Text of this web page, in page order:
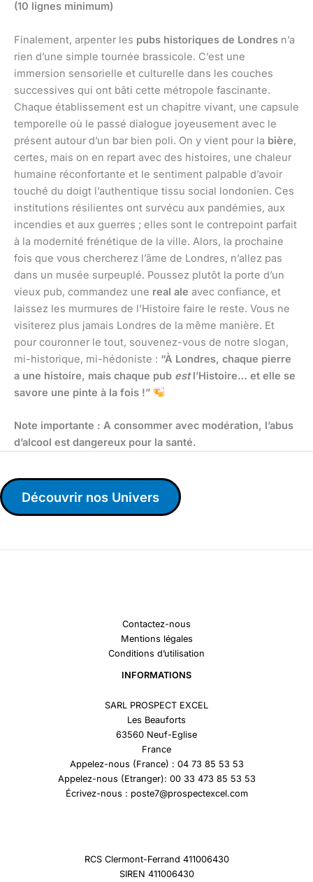
(10 lignes minimum)
Finalement, arpenter les pubs historiques de Londres n’a
rien d’une simple tournée brassicole. C’est une
immersion sensorielle et culturelle dans les couches
successives qui ont bâti cette métropole fascinante.
Chaque établissement est un chapitre vivant, une capsule
temporelle où le passé dialogue joyeusement avec le
présent autour d’un bar bien poli. On y vient pour la bière,
certes, mais on en repart avec des histoires, une chaleur
humaine réconfortante et le sentiment palpable d’avoir
touché du doigt l’authentique tissu social londonien. Ces
institutions résilientes ont survécu aux pandémies, aux
incendies et aux guerres ; elles sont le contrepoint parfait
à la modernité frénétique de la ville. Alors, la prochaine
fois que vous chercherez l’âme de Londres, n’allez pas
dans un musée surpeuplé. Poussez plutôt la porte d’un
vieux pub, commandez une real ale avec confiance, et
laissez les murmures de l’Histoire faire le reste. Vous ne
visiterez plus jamais Londres de la même manière. Et
pour couronner le tout, souvenez-vous de notre slogan,
mi-historique, mi-hédoniste : “À Londres, chaque pierre
a une histoire, mais chaque pub estl’Histoire… et elle se
savore une pinte à la fois !”
Note importante : A consommer avec modération, l’abus
d’alcool est dangereux pour la santé.
Découvrir nos Univers
Contactez-nous
Mentions légales
Conditions d’utilisation
INFORMATIONS
SARL PROSPECT EXCEL
Les Beauforts
63560 Neuf-Eglise
France
Appelez-nous (France) : 04 73 85 53 53
Appelez-nous (Etranger): 00 33 473 85 53 53
Écrivez-nous : poste7@prospectexcel.com
RCS Clermont-Ferrand 411006430
SIREN 411006430